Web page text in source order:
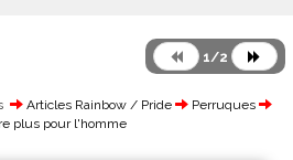
1/2
Articles Rainbow / Pride
Perruques
plus pour l'homme